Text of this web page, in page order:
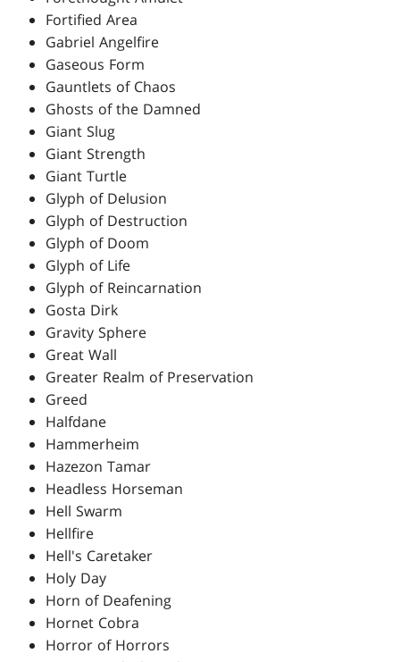
Fortified Area
Gabriel Angelfire
Gaseous Form
Gauntlets of Chaos
Ghosts of the Damned
Giant Slug
Giant Strength
Giant Turtle
Glyph of Delusion
Glyph of Destruction
Glyph of Doom
Glyph of Life
Glyph of Reincarnation
Gosta Dirk
Gravity Sphere
Great Wall
Greater Realm of Preservation
Greed
Halfdane
Hammerheim
Hazezon Tamar
Headless Horseman
Hell Swarm
Hellfire
Hell's Caretaker
Holy Day
Horn of Deafening
Hornet Cobra
Horror of Horrors